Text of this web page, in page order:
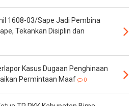
1608-03/Sape Jadi Pembina
Tekankan Disiplin dan
Kasus Dugaan Penghinaan
Permintaan Maaf
0